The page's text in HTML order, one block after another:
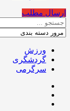
ارسال مطلب
ورزش
گردشگری
سرگرمی